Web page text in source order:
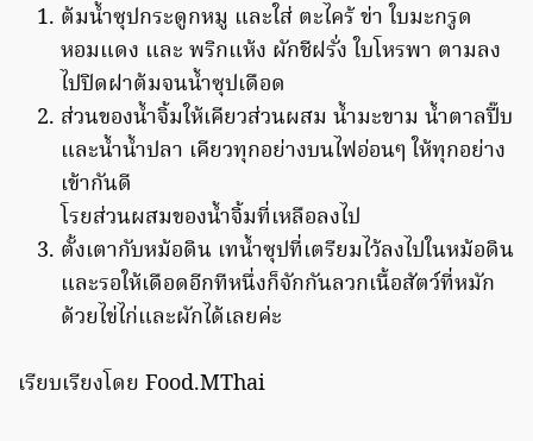
ต้มน้ำซุปกระดูกหมู และใส่ ตะไคร้ ข่า ใบมะกรูด
หอมแดง และ พริกแห้ง ผักชีฝรั่ง ใบโหรพา ตามลง
ไปปิดฝาต้มจนน้ำซุปเดือด
ส่วนของน้ำจิ้มให้เคียวส่วนผสม น้ำมะขาม น้ำตาลปี๊บ
และน้ำน้ำปลา เคียวทุกอย่างบนไฟอ่อนๆ ให้ทุกอย่าง
เข้ากันดี
โรยส่วนผสมของน้ำจิ้มที่เหลือลงไป
ตั้งเตากับหม้อดิน เทน้ำซุปที่เตรียมไว้ลงไปในหม้อดิน
และรอให้เดือดอีกทีหนึ่งก็จักกันลวกเนื้อสัตว์ที่หมัก
ด้วยไข่ไก่และผักได้เลยค่ะ
เรียบเรียงโดย Food.MThai